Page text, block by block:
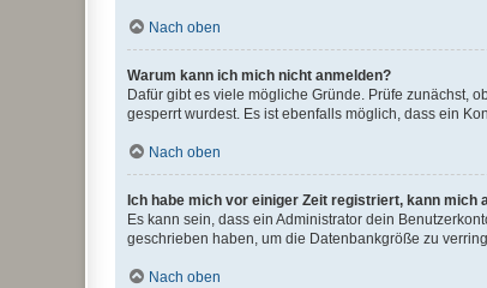
Nach oben
Warum kann ich mich nicht anmelden?
Dafür gibt es viele mögliche Gründe. Prüfe zunächst,
gesperrt wurdest. Es ist ebenfalls möglich, dass ein
Nach oben
Ich habe mich vor einiger Zeit registriert, kann mich
Es kann sein, dass ein Administrator dein
geschrieben haben, um die Datenbankgröße zu
Nach oben